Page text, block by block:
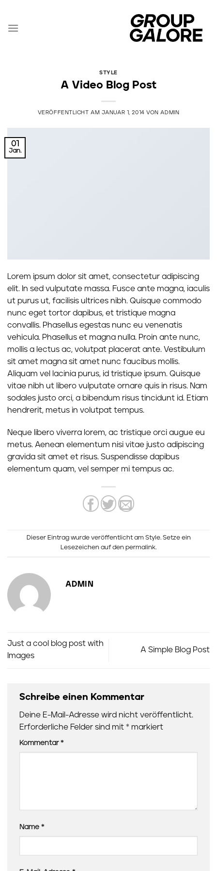
springen
STYLE
A Video Blog Post
VERÖFFENTLICHT AM JANUAR 1, 2014 VONADMIN
01
Jan.
Lorem ipsum dolor sit amet, consectetur adipiscing
elit. In sed vulputate massa. Fusce ante magna, iaculis
ut purus ut, facilisis ultrices nibh. Quisque commodo
nunc eget tortor dapibus, et tristique magna
convallis. Phasellus egestas nunc eu venenatis
vehicula. Phasellus et magna nulla. Proin ante nunc,
mollis a lectus ac, volutpat placerat ante. Vestibulum
sit amet magna sit amet nunc faucibus mollis.
Aliquam vel lacinia purus, id tristique ipsum. Quisque
vitae nibh ut libero vulputate ornare quis in risus. Nam
sodales justo orci, a bibendum risus tincidunt id. Etiam
hendrerit, metus in volutpat tempus.
Neque libero viverra lorem, ac tristique orci augue eu
metus. Aenean elementum nisi vitae justo adipiscing
gravida sit amet et risus. Suspendisse dapibus
elementum quam, vel semper mi tempus ac.
Dieser Eintrag wurde veröffentlicht am Style. Setze ein
Lesezeichen auf den permalink.
ADMIN
Just a cool blog post with
Images
A Simple Blog Post
Schreibe einen Kommentar
Deine E-Mail-Adresse wird nicht veröffentlicht.
Erforderliche Felder sind mit * markiert
Kommentar *
Name *